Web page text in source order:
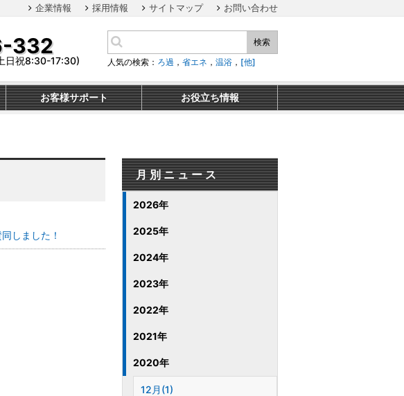
企業情報 採用情報 サイトマップ お問い合わせ
332
日祝8:30-17:30)
検索
人気の検索： ろ過 ， 省エネ ， 温浴 ， [他]
お客様サポート お役立ち情報
しました！
月別ニュース
2026年
2025年
2024年
2023年
2022年
2021年
2020年
12月(1)